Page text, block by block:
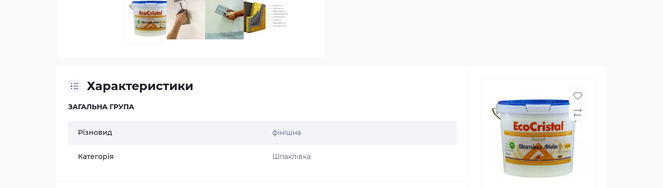
Характеристики
ЗАГАЛЬНА ГРУПА
Різновид фінішна
Категорія Шпаклівка